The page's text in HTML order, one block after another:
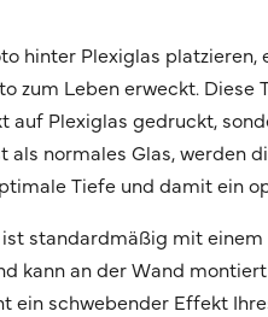
hinter Plexiglas
zum Leben erweckt.
auf Plexiglas gedruckt,
als normales Glas, werden
Tiefe und damit ein
ist standardmäßig mit
kann an der Wand
ein schwebender Effekt